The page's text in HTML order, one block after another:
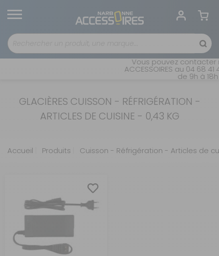
Vous pouvez contacter
ACCESSOIRES au 04 68
de 9h à
GLACIÈRES CUISSON - RÉFRIGÉRATION -
ARTICLES DE CUISINE - 0,43 KG
Accueil Produits Cuisson - Réfrigération - Articles de